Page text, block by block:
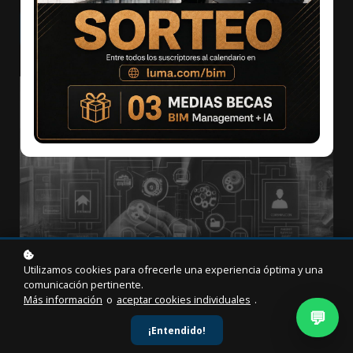
Agregar al carrito $79 $29
💬
Utilizamos cookies para ofrecerle una experiencia óptima y una
comunicación pertinente.
Más información o aceptar cookies individuales .
¡Entendido!